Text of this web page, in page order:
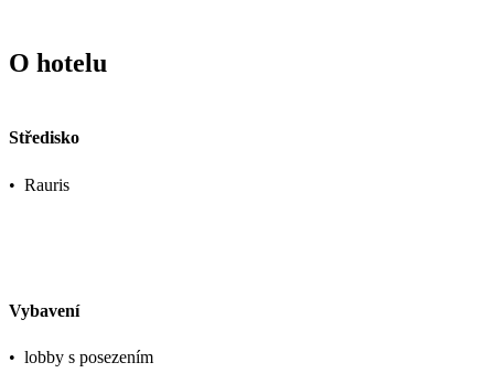
O hotelu
Středisko
• Rauris
Vybavení
• lobby s posezením